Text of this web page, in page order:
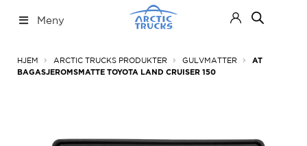
til
til
Meny
HJEM ARCTIC TRUCKS PRODUKTER GULVMATTER
AT
BAGASJEROMSMATTE TOYOTA LAND CRUISER 150